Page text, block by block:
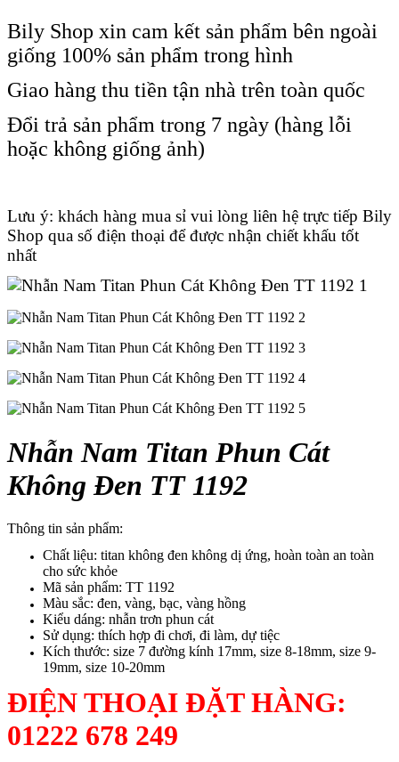
Bily Shop xin cam kết sản phẩm bên ngoài
giống 100% sản phẩm trong hình
Giao hàng thu tiền tận nhà trên toàn quốc
Đổi trả sản phẩm trong 7 ngày (hàng lỗi
hoặc không giống ảnh)
Lưu ý: khách hàng mua sỉ vui lòng liên hệ trực tiếp Bily
Shop qua số điện thoại để được nhận chiết khấu tốt
nhất
Nhẫn Nam Titan Phun Cát
Không Đen TT 1192
Thông tin sản phẩm:
Chất liệu: titan không đen không dị ứng, hoàn toàn an toàn
cho sức khỏe
Mã sản phẩm: TT 1192
Màu sắc: đen, vàng, bạc, vàng hồng
Kiểu dáng: nhẫn trơn phun cát
Sử dụng: thích hợp đi chơi, đi làm, dự tiệc
Kích thước: size 7 đường kính 17mm, size 8-18mm, size 9-
19mm, size 10-20mm
ĐIỆN THOẠI ĐẶT HÀNG:
01222 678 249